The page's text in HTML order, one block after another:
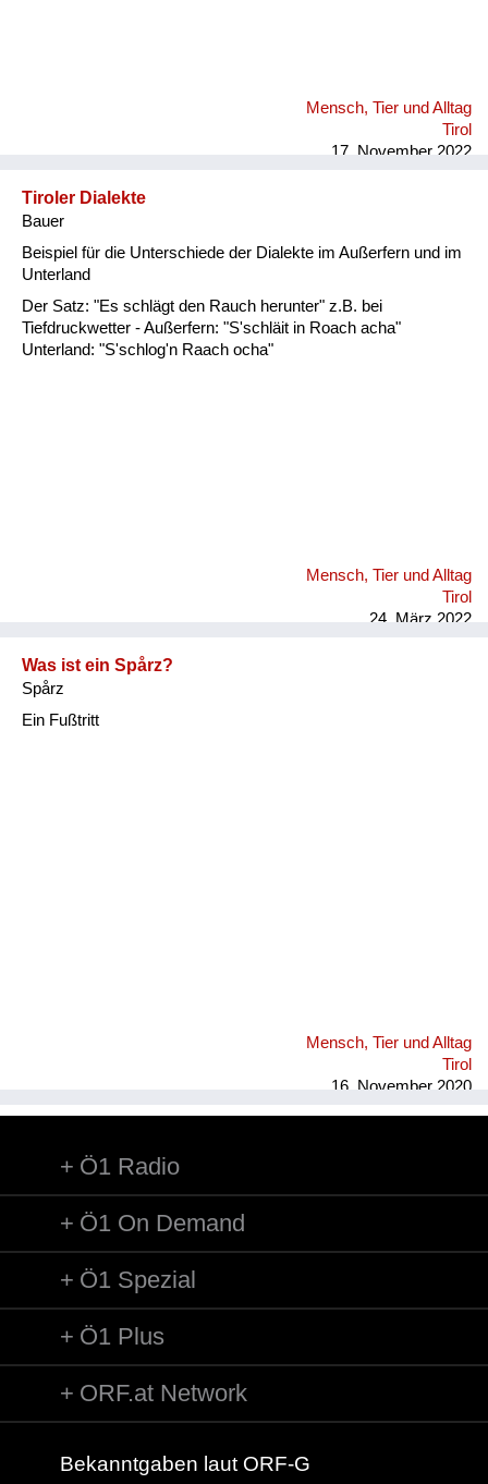
Mensch, Tier und Alltag
Tirol
17. November 2022
Tiroler Dialekte
Bauer
Beispiel für die Unterschiede der Dialekte im Außerfern und im
Unterland
Der Satz: "Es schlägt den Rauch herunter" z.B. bei
Tiefdruckwetter - Außerfern: "S'schläit in Roach acha"
Unterland: "S'schlog'n Raach ocha"
Mensch, Tier und Alltag
Tirol
24. März 2022
Was ist ein Spårz?
Spårz
Ein Fußtritt
Mensch, Tier und Alltag
Tirol
16. November 2020
Ö1 Radio
Ö1 On Demand
Ö1 Spezial
Ö1 Plus
ORF.at Network
Bekanntgaben laut ORF-G